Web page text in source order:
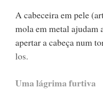
A cabeceira em pele
mola em metal ajudam
apertar a cabeça num
los.
Uma lágrima furtiva